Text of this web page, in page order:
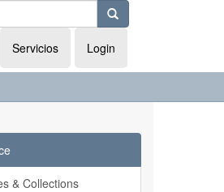
Servicios Login
& Collections